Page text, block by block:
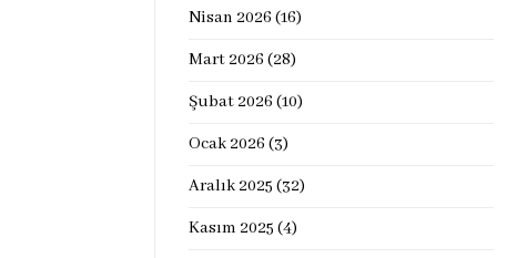
Nisan 2026 (16)
Mart 2026 (28)
Şubat 2026 (10)
Ocak 2026 (3)
Aralık 2025 (32)
Kasım 2025 (4)